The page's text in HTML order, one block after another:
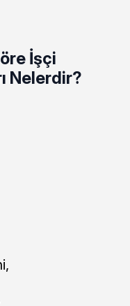
İşçi
Nelerdir?